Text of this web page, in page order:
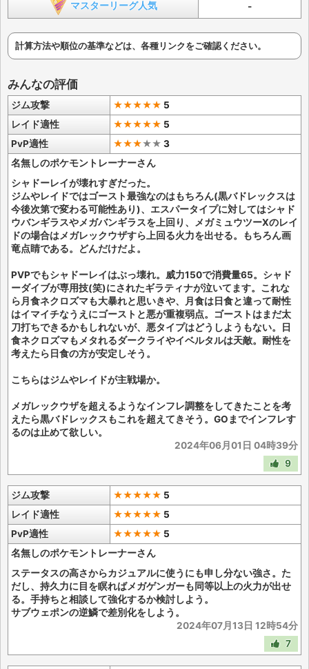
マスターリーグ人気 -
計算方法や順位の基準などは、各種リンクをご確認ください。
みんなの評価
ジム攻撃 ★★★★★ 5
レイド適性
★★★★★ 5
PvP適性
★★★★★ 3
名無しのポケモントレーナーさん
シャドーレイが壊れすぎだった。
ジムやレイドではゴースト最強なのはもちろん(黒バドレックスは
今後次第で変わる可能性あり)、エスパータイプに対してはシャド
ウバンギラスやメガバンギラスを上回り、メガミュウツーXのレイ
ドの場合はメガレックウザすら上回る火力を出せる。もちろん画
竜点睛である。どんだけだよ。
PVPでもシャドーレイはぶっ壊れ。威力150で消費量65。シャド
ーダイブが専用技(笑)にされたギラティナが泣いてます。これな
ら月食ネクロズマも大暴れと思いきや、月食は日食と違って耐性
はイマイチなうえにゴーストと悪が重複弱点。ゴーストはまだ太
刀打ちできるかもしれないが、悪タイプはどうしようもない。日
食ネクロズマもメタれるダークライやイベルタルは天敵。耐性を
考えたら日食の方が安定しそう。
こちらはジムやレイドが主戦場か。
メガレックウザを超えるようなインフレ調整をしてきたことを考
えたら黒バドレックスもこれを超えてきそう。GOまでインフレす
るのは止めて欲しい。
2024年06月01日 04時39分
9
ジム攻撃 ★★★★★ 5
レイド適性
★★★★★ 5
PvP適性
★★★★★ 5
名無しのポケモントレーナーさん
ステータスの高さからカジュアルに使うにも申し分ない強さ。た
だし、持久力に目を瞑ればメガゲンガーも同等以上の火力が出せ
る。手持ちと相談して強化するか検討しよう。
サブウェポンの逆鱗で差別化をしよう。
2024年07月13日 12時54分
7